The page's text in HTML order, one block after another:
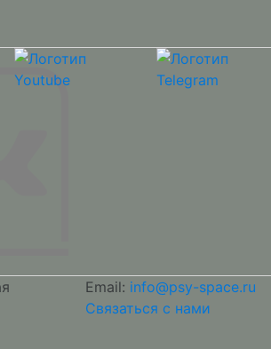
Email: info@psy-space.ru
Связаться с нами